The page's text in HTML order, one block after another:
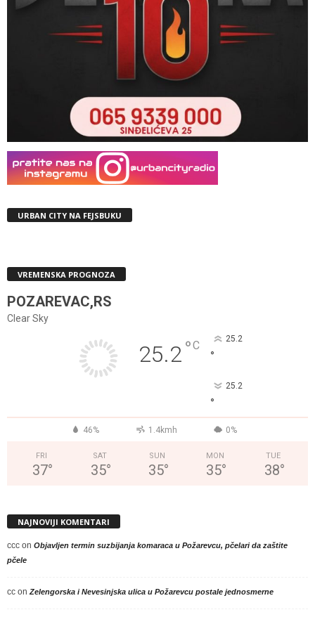
URBAN CITY NA FEJSBUKU
VREMENSKA PROGNOZA
POZAREVAC,RS
Clear Sky
25.2°C 25.2
°
25.2
°
46% 1.4kmh 0%
FRI
37°
SAT
35°
SUN
35°
MON
35°
TUE
38°
NAJNOVIJI KOMENTARI
ccc on Objavljen termin suzbijanja komaraca u Požarevcu, pčelari da zaštite
pčele
cc onZelengorska i Nevesinjska ulica u Požarevcu postale jednosmerne